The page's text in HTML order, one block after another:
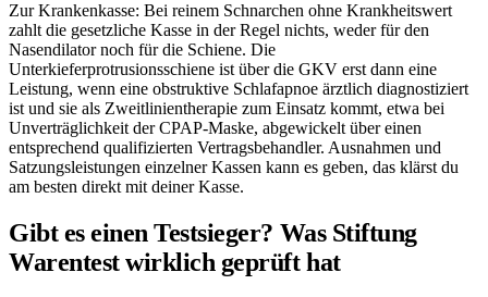
Zur Krankenkasse: Bei reinem Schnarchen ohne Krankheitswert
zahlt die gesetzliche Kasse in der Regel nichts, weder für den
Nasendilator noch für die Schiene. Die
Unterkieferprotrusionsschiene ist über die GKV erst dann eine
Leistung, wenn eine obstruktive Schlafapnoe ärztlich diagnostiziert
ist und sie als Zweitlinientherapie zum Einsatz kommt, etwa bei
Unverträglichkeit der CPAP-Maske, abgewickelt über einen
entsprechend qualifizierten Vertragsbehandler. Ausnahmen und
Satzungsleistungen einzelner Kassen kann es geben, das klärst du
am besten direkt mit deiner Kasse.
Gibt es einen Testsieger? Was Stiftung
Warentest wirklich geprüft hat